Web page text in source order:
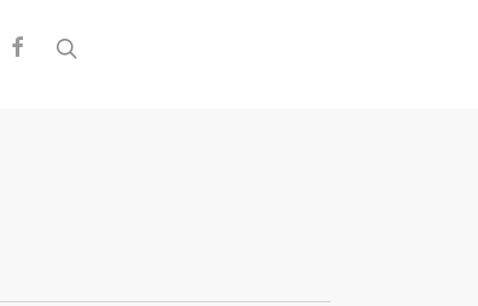
facebook